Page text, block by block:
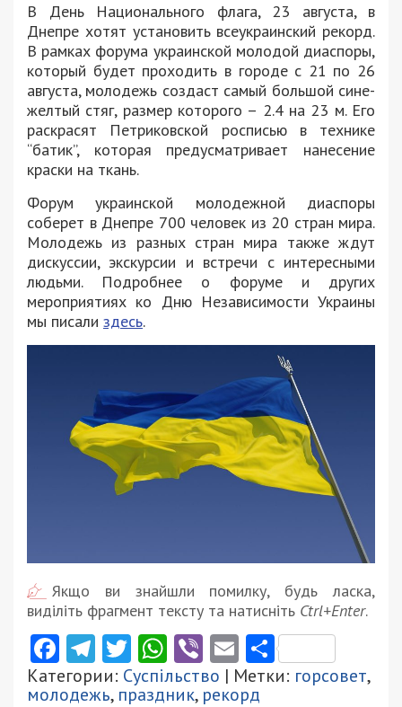
В День Национального флага, 23 августа, в
Днепре хотят установить всеукраинский рекорд.
В рамках форума украинской молодой диаспоры,
который будет проходить в городе с 21 по 26
августа, молодежь создаст самый большой сине-
желтый стяг, размер которого – 2.4 на 23 м. Его
раскрасят Петриковской росписью в технике
“батик”, которая предусматривает нанесение
краски на ткань.
Форум украинской молодежной диаспоры
соберет в Днепре 700 человек из 20 стран мира.
Молодежь из разных стран мира также ждут
дискуссии, экскурсии и встречи с интересными
людьми. Подробнее о форуме и других
мероприятиях ко Дню Независимости Украины
мы писали здесь.
Якщо ви знайшли помилку, будь ласка,
виділіть фрагмент тексту та натисніть Ctrl+Enter.
Facebook
Telegram
Twitter
WhatsApp
ViberEmail
Категории: Суспільство | Метки: горсовет,
молодежь, праздник, рекорд